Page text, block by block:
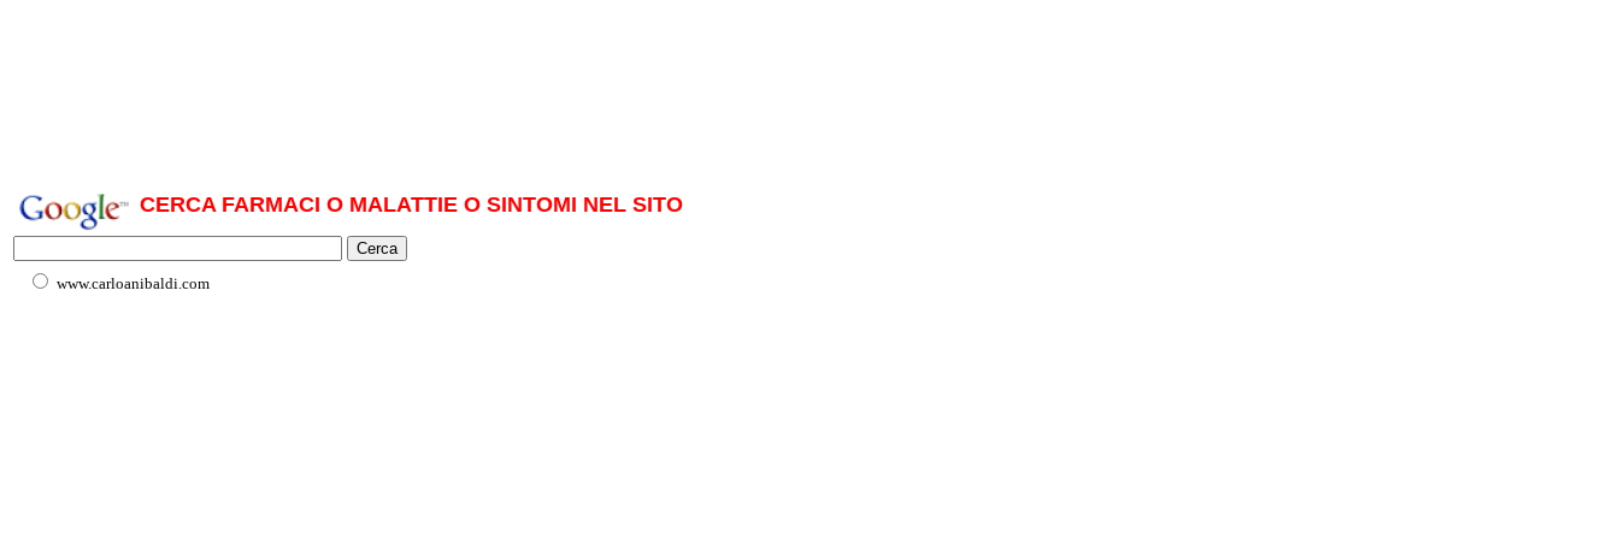
CERCA FARMACI O MALATTIE O SINTOMI NEL SITO
www.carloanibaldi.com